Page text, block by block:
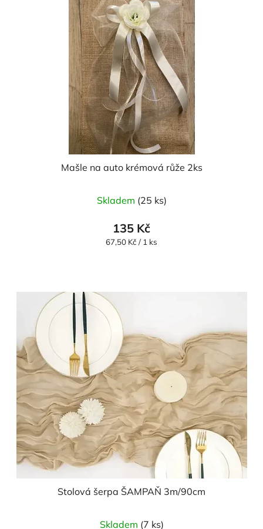
Mašle na auto krémová růže 2ks
Skladem (25 ks)
135 Kč
Měrná
67,50 Kč / 1 ks
Stolová šerpa ŠAMPAŇ 3m/90cm
Skladem (7 ks)